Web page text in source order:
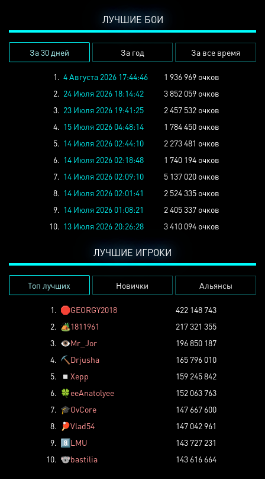
ЛУЧШИЕ БОИ
За 30 дней За год За все время
1. 4 Августа 2026 17:44:46
1 936 969 очков
2. 24 Июля 2026 18:14:42
3 852 059 очков
3. 23 Июля 2026 19:41:25
2 457 532 очков
4. 15 Июля 2026 04:48:14
1 784 450 очков
5. 14 Июля 2026 02:44:10
2 273 481 очков
6. 14 Июля 2026 02:18:48
1 740 194 очков
7. 14 Июля 2026 02:09:10
5 137 020 очков
8. 14 Июля 2026 02:01:41
2 524 335 очков
9. 14 Июля 2026 01:08:21
2 405 337 очков
10. 13 Июля 2026 20:26:28 3 410 094 очков
ЛУЧШИЕ ИГРОКИ
Топ лучших Новички Альянсы
1. 🛑GEORGY2018
422 148 743
2. 🏕️1811961
217 321 355
3. 👁️Mr_Jor
196 850 187
4. ⛏️ Drjusha
165 796 010
5.
◽ Xepp
159 245 842
6. 🍀eeAnatolyee
152 063 763
7. 🎓OvCore
147 667 600
8.
🏓Vlad54
147 042 961
9. 8️⃣LMU
143 727 231
10. 🐨bastilia 143 616 664